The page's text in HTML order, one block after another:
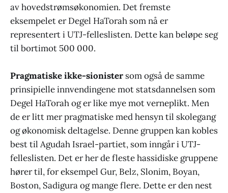
av hovedstrømsøkonomien. Det fremste
eksempelet er Degel HaTorah som nå er
representert i UTJ-felleslisten. Dette kan beløpe seg
til bortimot 500 000.
Pragmatiske ikke-sionister som også de samme
prinsipielle innvendingene mot statsdannelsen som
Degel HaTorah og er like mye mot verneplikt. Men
de er litt mer pragmatiske med hensyn til skolegang
og økonomisk deltagelse. Denne gruppen kan kobles
best til Agudah Israel-partiet, som inngår i UTJ-
felleslisten. Det er her de fleste hassidiske gruppene
hører til, for eksempel Gur, Belz, Slonim, Boyan,
Boston, Sadigura og mange flere. Dette er den nest